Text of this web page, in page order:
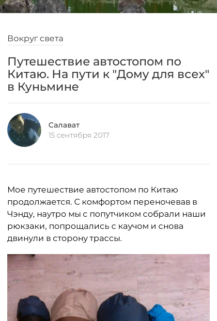
Вокруг света
Путешествие автостопом по
Китаю. На пути к "Дому для всех"
в Куньмине
Салават
15 сентября 2017
Мое путешествие автостопом по Китаю
продолжается. С комфортом переночевав в
Чэнду, наутро мы с попутчиком собрали наши
рюкзаки, попрощались с каучом и снова
двинули в сторону трассы.